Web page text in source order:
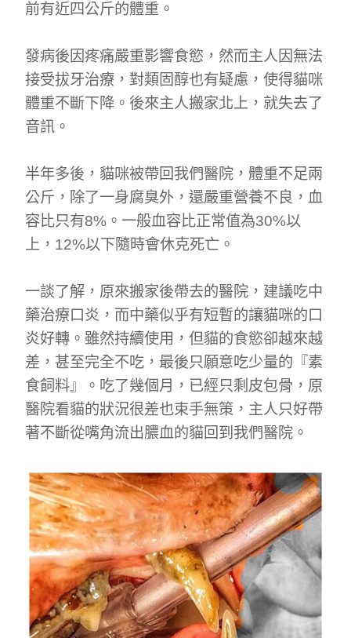
前有近四公斤的體重。
發病後因疼痛嚴重影響食慾，然而主人因無法
接受拔牙治療，對類固醇也有疑慮，使得貓咪
體重不斷下降。後來主人搬家北上，就失去了
音訊。
半年多後，貓咪被帶回我們醫院，體重不足兩
公斤，除了一身腐臭外，還嚴重營養不良，血
容比只有8%。一般血容比正常值為30%以
上，12%以下隨時會休克死亡。
一談了解，原來搬家後帶去的醫院，建議吃中
藥治療口炎，而中藥似乎有短暫的讓貓咪的口
炎好轉。雖然持續使用，但貓的食慾卻越來越
差，甚至完全不吃，最後只願意吃少量的『素
食飼料』。吃了幾個月，已經只剩皮包骨，原
醫院看貓的狀況很差也束手無策，主人只好帶
著不斷從嘴角流出膿血的貓回到我們醫院。